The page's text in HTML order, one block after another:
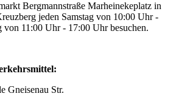
Bergmannstraße Marheinekeplatz in
jeden Samstag von 10:00 Uhr -
von 11:00 Uhr - 17:00 Uhr besuchen.
Gneisenau Str.